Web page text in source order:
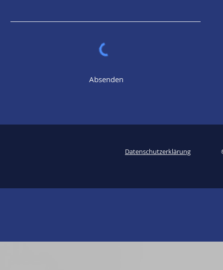
Absenden
Datenschutzerklärung